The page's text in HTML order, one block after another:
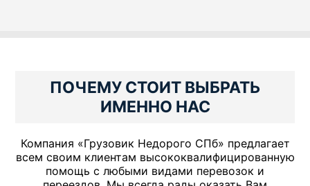
ПОЧЕМУ СТОИТ ВЫБРАТЬ
ИМЕННО НАС
Компания «Грузовик Недорого СПб» предлагает
всем своим клиентам высококвалифицированную
помощь с любыми видами перевозок и